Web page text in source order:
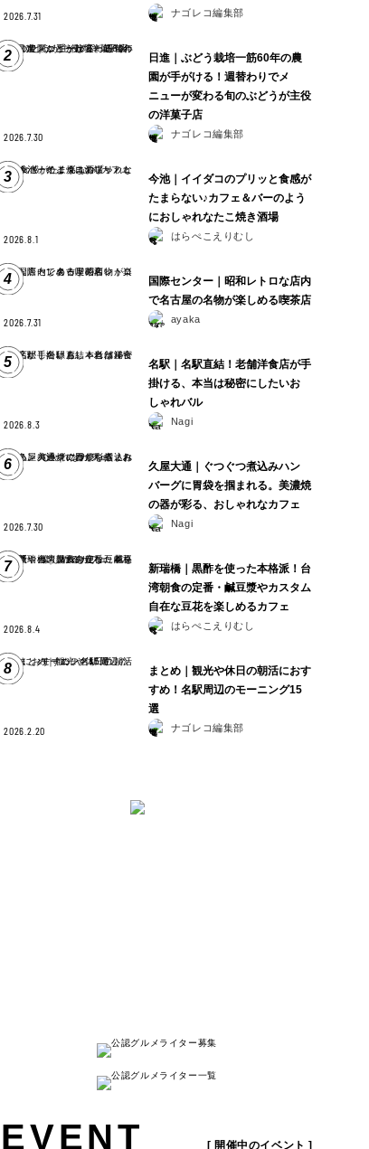
2026.7.31 ナゴレコ編集部
2
2026.7.30
日進｜ぶどう栽培一筋60年の農
園が手がける！週替わりでメ
ニューが変わる旬のぶどうが主役
の洋菓子店
ナゴレコ編集部
3
2026.8.1
今池｜イイダコのプリッと食感が
たまらない♪カフェ＆バーのよう
におしゃれなたこ焼き酒場
はらぺこえりむし
4
2026.7.31
国際センター｜昭和レトロな店内
で名古屋の名物が楽しめる喫茶店
ayaka
5
2026.8.3
名駅｜名駅直結！老舗洋食店が手
掛ける、本当は秘密にしたいお
しゃれバル
Nagi
6
2026.7.30
久屋大通｜ぐつぐつ煮込みハン
バーグに胃袋を掴まれる。美濃焼
の器が彩る、おしゃれなカフェ
Nagi
7
2026.8.4
新瑞橋｜黒酢を使った本格派！台
湾朝食の定番・鹹豆漿やカスタム
自在な豆花を楽しめるカフェ
はらぺこえりむし
8
2026.2.20
まとめ｜観光や休日の朝活におす
すめ！名駅周辺のモーニング15
選
ナゴレコ編集部
EVENT [ 開催中のイベント ]